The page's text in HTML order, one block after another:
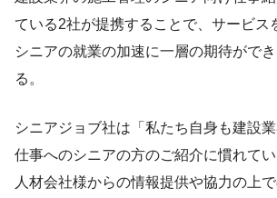
ている2社が提携することで、サービス
シニアの就業の加速に一層の期待がで
る。
シニアジョブ社は「私たち自身も建設
仕事へのシニアの方のご紹介に慣れて
人材会社様からの情報提供や協力の上